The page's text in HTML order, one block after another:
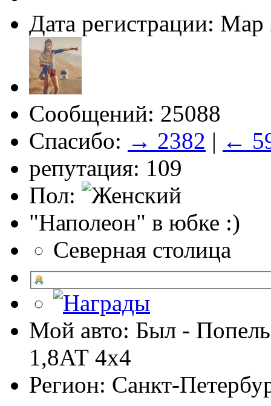
Дата регистрации: Мар
Сообщений: 25088
Спасибо: → 2382 | ←
репутация: 109
Пол:
"Наполеон" в юбке :)
Северная столица
Мой авто: Был -
1,8АТ 4х4
Регион: Санкт-